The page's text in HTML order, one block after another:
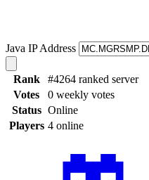
Java IP Address
Rank
#4264 ranked server
Votes
0 weekly votes
Status Online
Players 4 online